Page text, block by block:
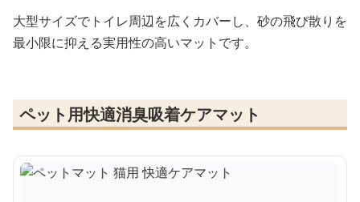
大型サイズでトイレ周辺を広くカバーし、砂の飛び散りを
最小限に抑える実用性の高いマットです。
ペット用快適消臭吸着ケアマット